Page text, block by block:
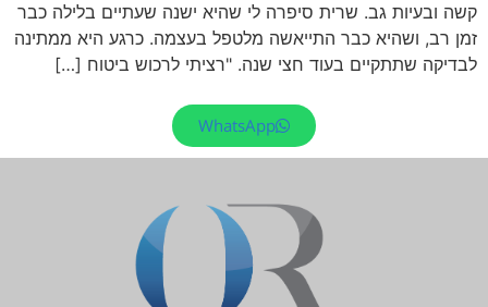
קשה ובעיות גב. שרית סיפרה לי שהיא ישנה שעתיים בלילה כבר
זמן רב, ושהיא כבר התייאשה מלטפל בעצמה. כרגע היא ממתינה
לבדיקה שתתקיים בעוד חצי שנה. "רציתי לרכוש ביטוח […]
WhatsApp